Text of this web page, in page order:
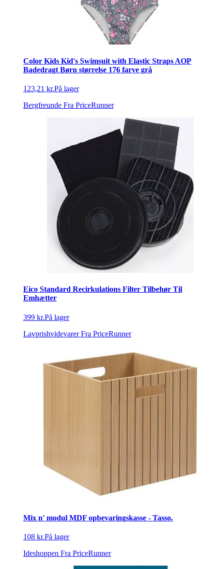
Color Kids Kid's Swimsuit with Elastic Straps AOP
Badedragt Børn størrelse 176 farve grå
123,21 kr.På lager
Bergfreunde Fra PriceRunner
Eico Standard Recirkulations Filter Tilbehør Til
Emhætter
399 kr.På lager
Lavprishvidevarer Fra PriceRunner
Mix n' modul MDF opbevaringskasse - Tasso.
108 kr.På lager
Ideshoppen Fra PriceRunner